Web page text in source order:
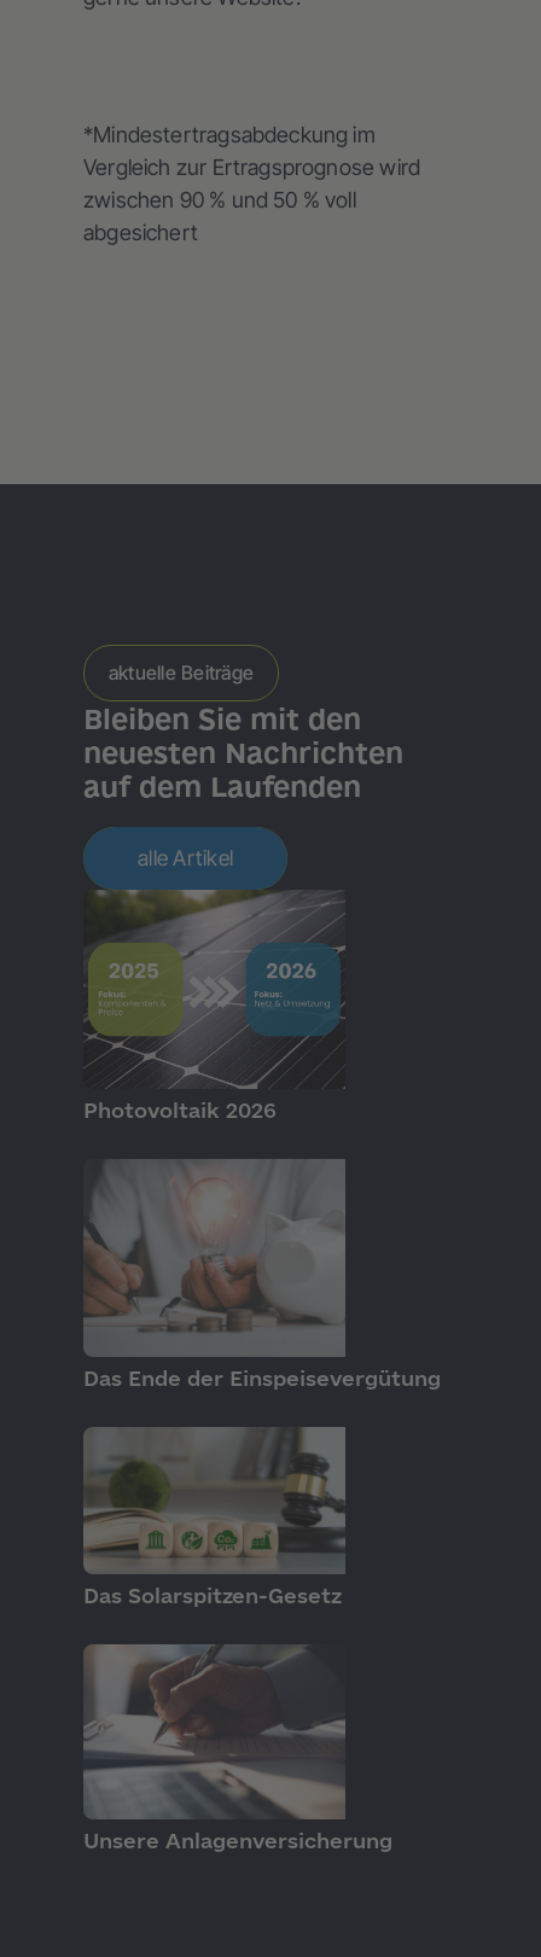
*Mindestertragsabdeckung im
Vergleich zur Ertragsprognose wird
zwischen 90 % und 50 % voll
abgesichert
aktuelle Beiträge
Bleiben Sie mit den
neuesten Nachrichten
auf dem Laufenden
alle Artikel
GRUNDLAGEN
Photovoltaik 2026
GRUNDLAGEN
Das Ende der Einspeisevergütung
GRUNDLAGEN
Das Solarspitzen-Gesetz
PRODUKTE
Unsere Anlagenversicherung